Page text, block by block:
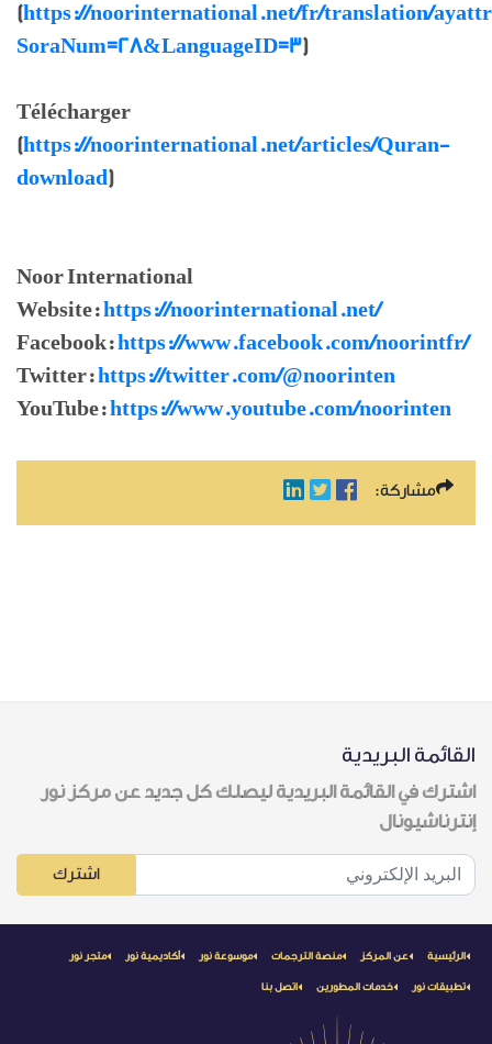
(https://noorinternational.net/fr/translation/
SoraNum=28&LanguageID=3)
Télécharger
(https://noorinternational.net/articles/Quran-
download)
Noor International
Website:https://noorinternational.net/
Facebook:https://www.facebook.com/noorintfr/
Twitter:https://twitter.com/@noorinten
YouTube:https://www.youtube.com/noorinten
مشاركة:
القائمة البريدية
اشترك في القائمة البريدية ليصلك كل جديد عن مركز نور
إنترناشيونال
اشترك
الرئيسية عن المركز منصة الترجمات موسوعة نور أكاديمية نور متجر نور
تطبيقات نور خدمات المطورين اتصل بنا